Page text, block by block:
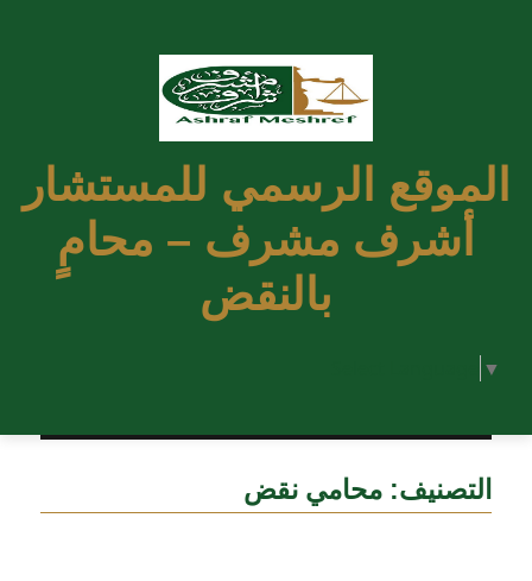
الموقع الرسمي للمستشار
أشرف مشرف – محامٍ
بالنقض
▼
التصنيف:محامي نقض